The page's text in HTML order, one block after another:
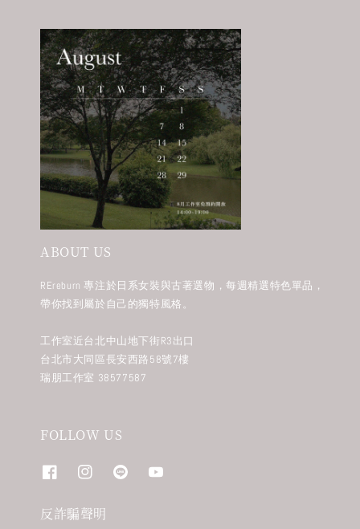
ABOUT US
REreburn 專注於日系女裝與古著選物，每週精選特色單品，
帶你找到屬於自己的獨特風格。
工作室近台北中山地下街R3出口
台北市大同區長安西路58號7樓
瑞朋工作室 38577587
FOLLOW US
反詐騙聲明